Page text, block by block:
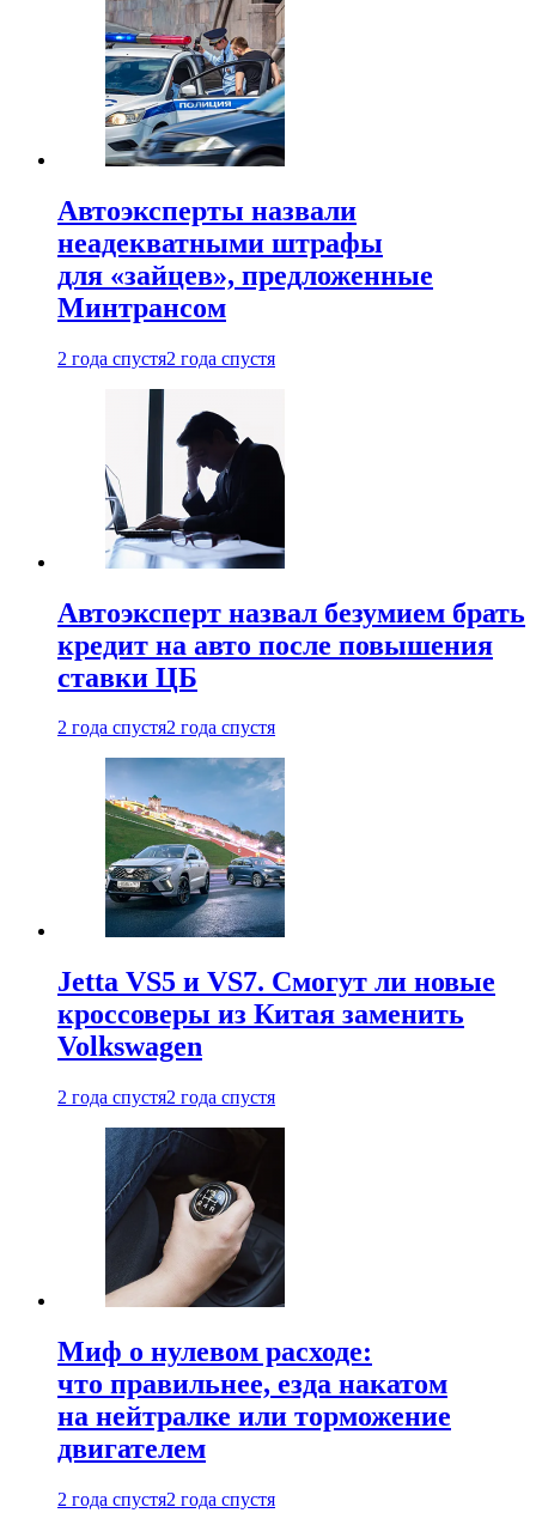
Автоэксперты назвали
неадекватными штрафы
для «зайцев», предложенные
Минтрансом
2 года спустя2 года спустя
Автоэксперт назвал безумием брать
кредит на авто после повышения
ставки ЦБ
2 года спустя2 года спустя
Jetta VS5 и VS7. Смогут ли новые
кроссоверы из Китая заменить
Volkswagen
2 года спустя2 года спустя
Миф о нулевом расходе:
что правильнее, езда накатом
на нейтралке или торможение
двигателем
2 года спустя2 года спустя